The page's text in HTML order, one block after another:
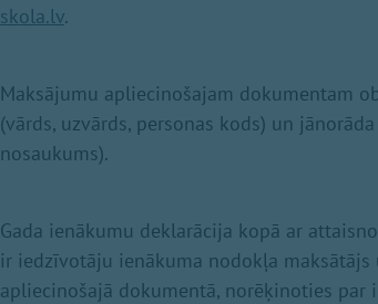
skola.lv.
Maksājumu apliecinošajam dokumentam
(vārds, uzvārds, personas kods) un
nosaukums).
Gada ienākumu deklarācija kopā ar
ir iedzīvotāju ienākuma nodokļa
apliecinošajā dokumentā, norēķinoties par